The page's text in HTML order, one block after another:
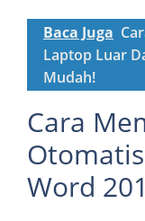
Baca Juga
Laptop Luar
Mudah!
Cara
Word